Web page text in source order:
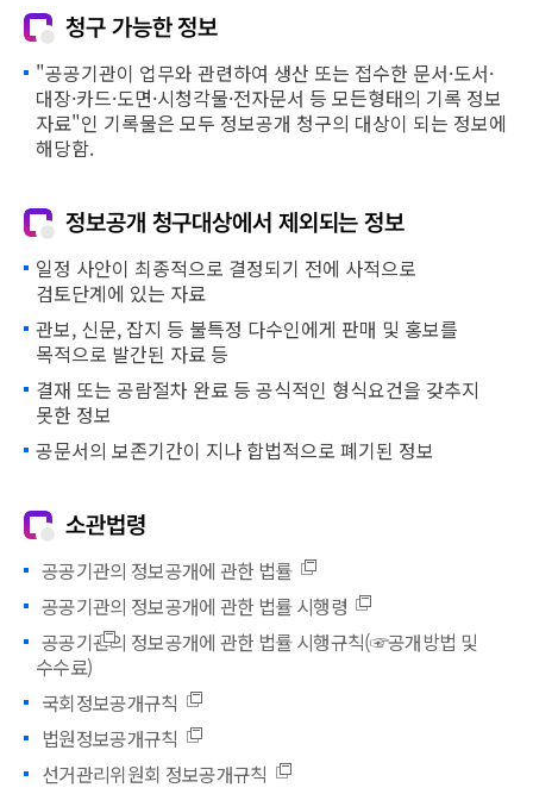
청구 가능한 정보
"공공기관이 업무와 관련하여 생산 또는 접수한 문서·도서·
대장·카드·도면·시청각물·전자문서 등 모든형태의 기록 정보
자료"인 기록물은 모두 정보공개 청구의 대상이 되는 정보에
해당함.
정보공개 청구대상에서 제외되는 정보
일정 사안이 최종적으로 결정되기 전에 사적으로
검토단계에 있는 자료
관보, 신문, 잡지 등 불특정 다수인에게 판매 및 홍보를
목적으로 발간된 자료 등
결재 또는 공람절차 완료 등 공식적인 형식요건을 갖추지
못한 정보
공문서의 보존기간이 지나 합법적으로 폐기된 정보
소관법령
공공기관의 정보공개에 관한 법률
공공기관의 정보공개에 관한 법률 시행령
공공기관의 정보공개에 관한 법률 시행규칙(☞공개방법 및
수수료)
국회정보공개규칙
법원정보공개규칙
선거관리위원회 정보공개규칙